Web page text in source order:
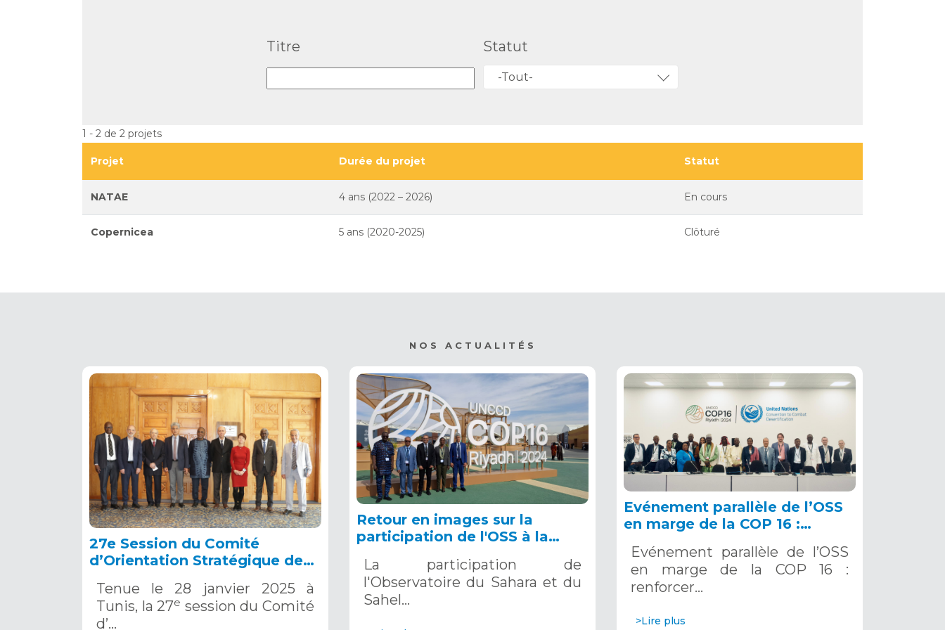
Titre Statut
-Tout-
1 - 2 de 2 projets
Projet Durée du projet Statut
NATAE 4 ans (2022 – 2026) En cours
Copernicea 5 ans (2020-2025) Clôturé
NOS ACTUALITÉS
27e Session du Comité
d’Orientation Stratégique de
Tenue le 28 janvier 2025 à
Tunis, la 27e session du Comité
d’…
Retour en images sur la
participation de l'OSS à la
2024 à Riyad, en Arabie
Saoudite
La participation de
l'Observatoire du Sahara et du
Sahel…
Evénement parallèle de l’OSS
en marge de la COP 16 :
grâce aux Systèmes d’Alerte
Précoce Multirisques. 12
décembre 2024
Evénement parallèle de l’OSS
en marge de la COP 16 :
renforcer…
>Lire plus